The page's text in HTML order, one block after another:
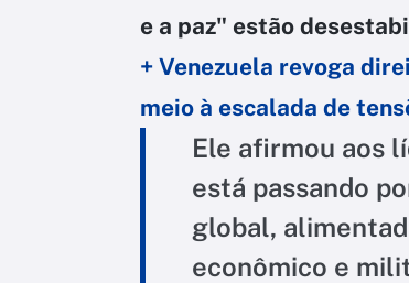
e a paz" estão
+ Venezuela revoga
meio à escalada de
Ele afirmou aos
está passando
global,
econômico e